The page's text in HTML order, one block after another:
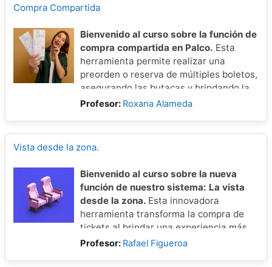
Compra Compartida
Bienvenido al curso sobre la función de
compra compartida en Palco. Esta
herramienta permite realizar una
preorden o reserva de múltiples boletos,
asegurando las butacas y brindando la
opción de dividir el pago entre los
Profesor: Roxana Alameda
Vista desde la zona.
Bienvenido al curso sobre la nueva
función de nuestro sistema: La vista
desde la zona. Esta innovadora
herramienta transforma la compra de
tickets al brindar una experiencia más
inmersiva y visual. En este curso,
Profesor: Rafael Figueroa